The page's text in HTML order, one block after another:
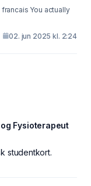
You actually
02. jun 2025 kl. 2:24
Fysioterapeut
studentkort.